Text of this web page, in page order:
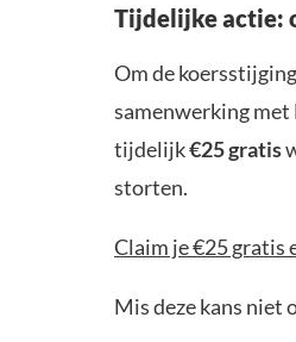
Tijdelijke actie:
Om de
samenwerking met
tijdelijk€25 gratis
storten.
Claim je €25 gratis
Mis deze kans niet